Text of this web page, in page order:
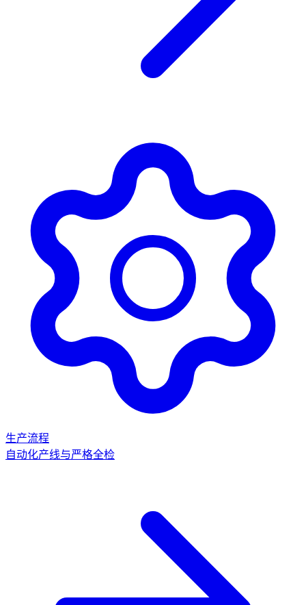
生产流程
自动化产线与严格全检